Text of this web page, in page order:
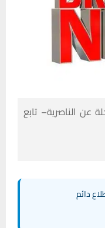
عن الناصرية– تابع
دائم